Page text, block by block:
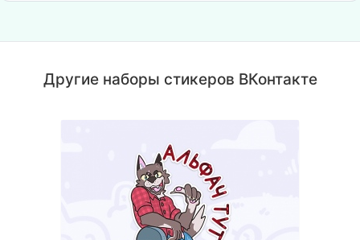
Другие наборы стикеров ВКонтакте